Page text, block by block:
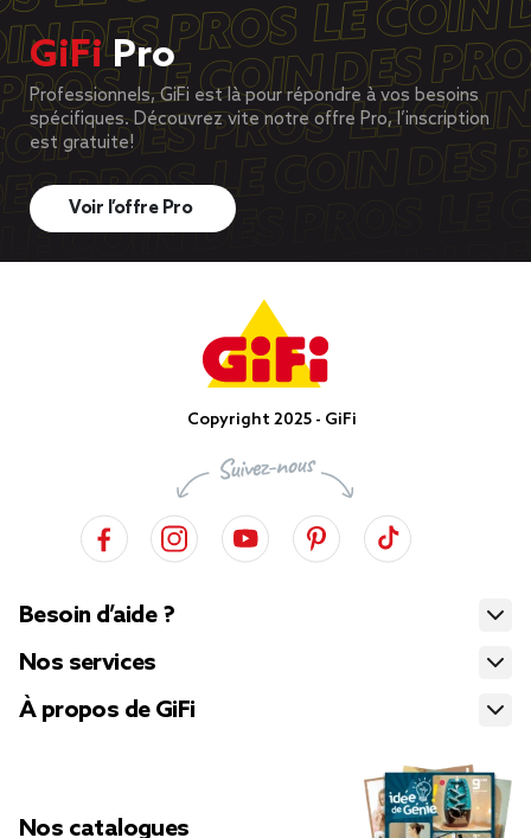
GiFiPro
Professionnels, GiFi est là pour répondre à vos besoins
spécifiques. Découvrez vite notre offre Pro, l’inscription
est gratuite!
Voir l’offre Pro
Copyright 2025 - GiFi
Besoin d’aide ?
Nos services
À propos de GiFi
Nos catalogues